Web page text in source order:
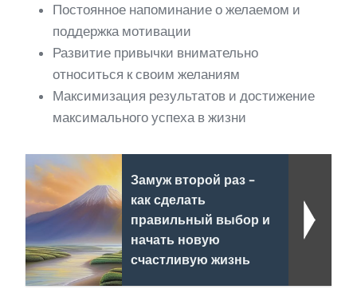
Постоянное напоминание о желаемом и
поддержка мотивации
Развитие привычки внимательно
относиться к своим желаниям
Максимизация результатов и достижение
максимального успеха в жизни
Замуж второй раз -
как сделать
правильный выбор и
начать новую
счастливую жизнь